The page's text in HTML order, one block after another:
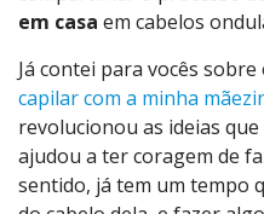
em casa em cabelos
Já contei para vocês
capilar com a minha
revolucionou as ideias
ajudou a ter coragem de
sentido, já tem um tempo